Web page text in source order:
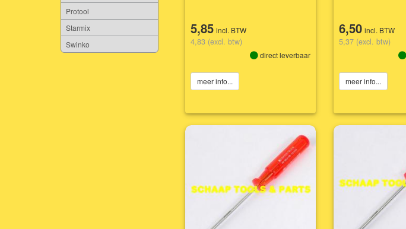
Protool
Starmix
Swinko
5,85 incl. BTW
4,83 (excl. btw)
direct leverbaar
meer info...
6,50 incl. BTW
5,37 (excl. btw)
meer info...